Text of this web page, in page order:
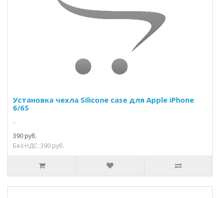
Установка чехла Silicone case для Apple iPhone
6/6S
..
390 руб.
Без НДС: 390 руб.